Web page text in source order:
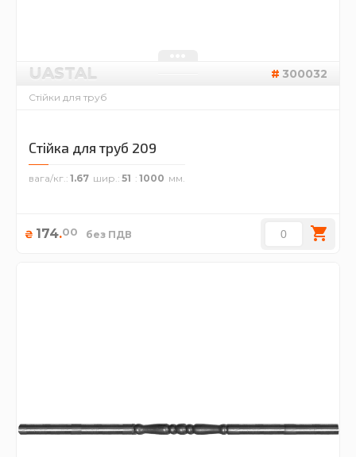
UASTAL 300032
Стійки для труб
Стійка для труб 209
вага/кг. 1.67 шир. 51 1000
₴ 174.00 без ПДВ